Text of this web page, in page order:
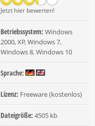
Jetzt hier bewerten!
Betriebssystem: Windows
2000, XP, Windows 7,
Windows 8, Windows 10
Sprache:
Lizenz: Freeware (kostenlos)
Dateigröße: 4505 kb